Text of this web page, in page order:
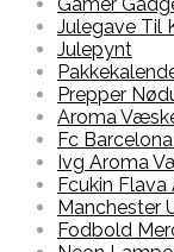
Julegave Til
Julepynt
Prepper
Aroma
Fc
Ivg Aroma
Fcukin
Manchester
Fodbold